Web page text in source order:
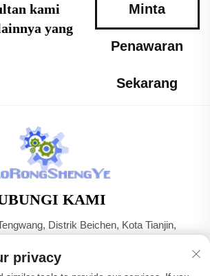
kami
yang
Minta
Penawaran
Sekarang
KAMI
Distrik Beichen, Kota Tianjin,
privacy